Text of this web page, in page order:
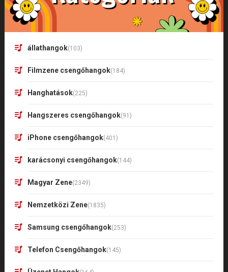
állathangok(103)
Filmzene csengőhangok(184)
Hanghatások(225)
Hangszeres csengőhangok(91)
iPhone csengőhangok(401)
karácsonyi csengőhangok(144)
Magyar Zene(2349)
Nemzetközi Zene(1835)
Samsung csengőhangok(253)
Telefon Csengőhangok(145)